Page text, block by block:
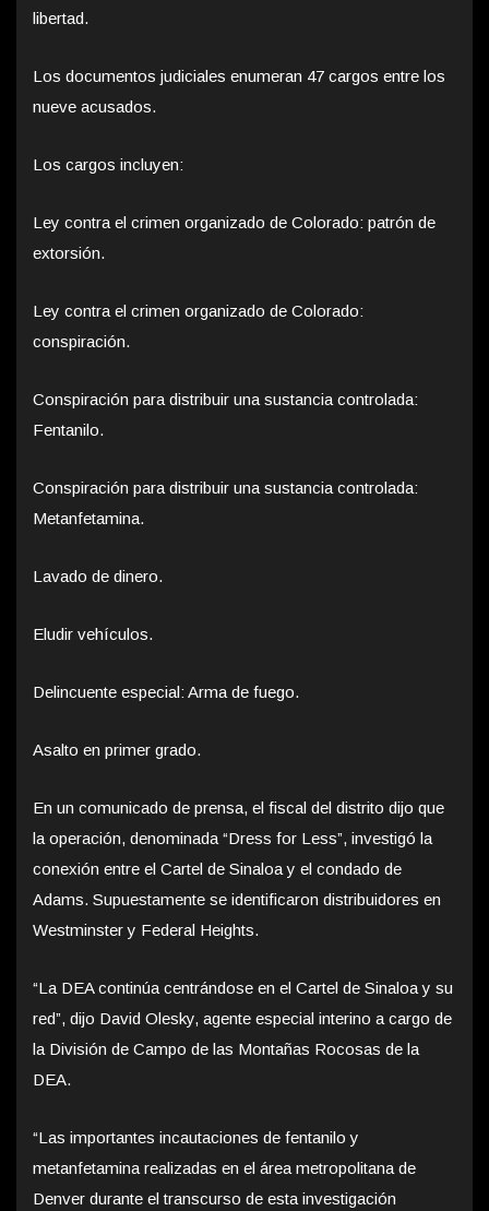
libertad.
Los documentos judiciales enumeran 47 cargos entre los
nueve acusados.
Los cargos incluyen:
Ley contra el crimen organizado de Colorado: patrón de
extorsión.
Ley contra el crimen organizado de Colorado:
conspiración.
Conspiración para distribuir una sustancia controlada:
Fentanilo.
Conspiración para distribuir una sustancia controlada:
Metanfetamina.
Lavado de dinero.
Eludir vehículos.
Delincuente especial: Arma de fuego.
Asalto en primer grado.
En un comunicado de prensa, el fiscal del distrito dijo que
la operación, denominada “Dress for Less”, investigó la
conexión entre el Cartel de Sinaloa y el condado de
Adams. Supuestamente se identificaron distribuidores en
Westminster y Federal Heights.
“La DEA continúa centrándose en el Cartel de Sinaloa y su
red”, dijo David Olesky, agente especial interino a cargo de
la División de Campo de las Montañas Rocosas de la
DEA.
“Las importantes incautaciones de fentanilo y
metanfetamina realizadas en el área metropolitana de
Denver durante el transcurso de esta investigación